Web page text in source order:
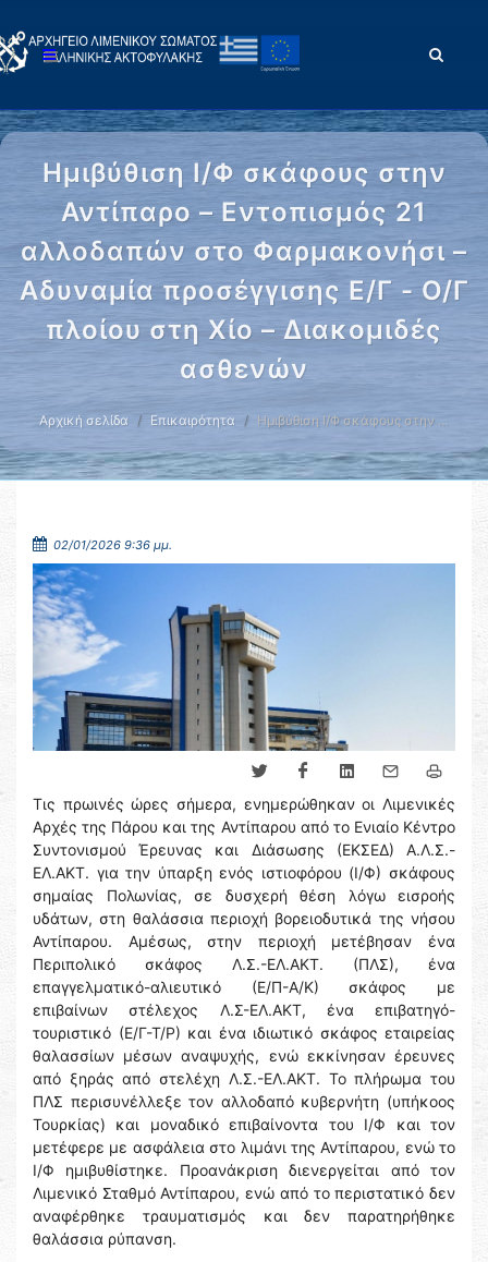
Ημιβύθιση Ι/Φ σκάφους στην
Αντίπαρο – Εντοπισμός 21
αλλοδαπών στο Φαρμακονήσι –
Αδυναμία προσέγγισης Ε/Γ - Ο/Γ
πλοίου στη Χίο – Διακομιδές
ασθενών
Αρχική σελίδα Επικαιρότητα Ημιβύθιση Ι/Φ σκάφους στην …
02/01/2026 9:36 μμ.
Τις πρωινές ώρες σήμερα, ενημερώθηκαν οι Λιμενικές
Αρχές της Πάρου και της Αντίπαρου από το Ενιαίο Κέντρο
Συντονισμού Έρευνας και Διάσωσης (ΕΚΣΕΔ) Α.Λ.Σ.-
ΕΛ.ΑΚΤ. για την ύπαρξη ενός ιστιοφόρου (Ι/Φ) σκάφους
σημαίας Πολωνίας, σε δυσχερή θέση λόγω εισροής
υδάτων, στη θαλάσσια περιοχή βορειοδυτικά της νήσου
Αντίπαρου. Αμέσως, στην περιοχή μετέβησαν ένα
Περιπολικό σκάφος Λ.Σ.-ΕΛ.ΑΚΤ. (ΠΛΣ), ένα
επαγγελματικό-αλιευτικό (Ε/Π-Α/Κ) σκάφος με
επιβαίνων στέλεχος Λ.Σ-ΕΛ.ΑΚΤ, ένα επιβατηγό-
τουριστικό (Ε/Γ-Τ/Ρ) και ένα ιδιωτικό σκάφος εταιρείας
θαλασσίων μέσων αναψυχής, ενώ εκκίνησαν έρευνες
από ξηράς από στελέχη Λ.Σ.-ΕΛ.ΑΚΤ. Το πλήρωμα του
ΠΛΣ περισυνέλλεξε τον αλλοδαπό κυβερνήτη (υπήκοος
Τουρκίας) και μοναδικό επιβαίνοντα του Ι/Φ και τον
μετέφερε με ασφάλεια στο λιμάνι της Αντίπαρου, ενώ το
Ι/Φ ημιβυθίστηκε. Προανάκριση διενεργείται από τον
Λιμενικό Σταθμό Αντίπαρου, ενώ από το περιστατικό δεν
αναφέρθηκε τραυματισμός και δεν παρατηρήθηκε
θαλάσσια ρύπανση.